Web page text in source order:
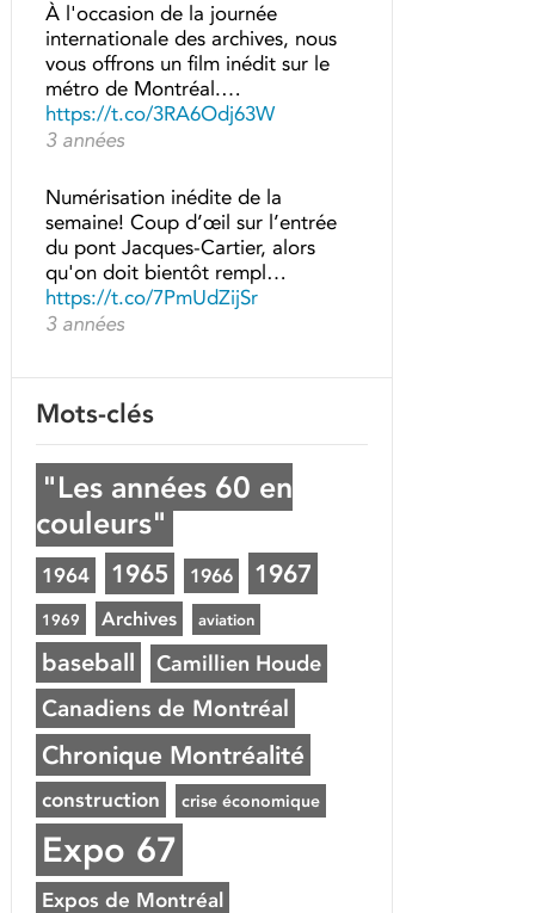
À l'occasion de la journée
internationale des archives, nous
vous offrons un film inédit sur le
métro de Montréal.…
https://t.co/3RA6Odj63W
3 années
Numérisation inédite de la
semaine! Coup d’œil sur l’entrée
du pont Jacques-Cartier, alors
qu'on doit bientôt rempl…
https://t.co/7PmUdZijSr
3 années
Mots-clés
"Les années 60 en
couleurs"
1964 1965 1966 1967
1969 Archives aviation
baseball Camillien Houde
Canadiens de Montréal
Chronique Montréalité
construction crise économique
Expo 67
Expos de Montréal